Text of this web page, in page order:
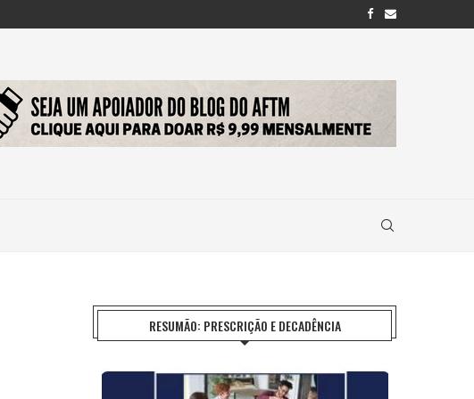
RESUMÃO: PRESCRIÇÃO E DECADÊNCIA